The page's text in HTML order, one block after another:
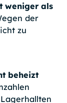
weniger als
der
zu
beheizt